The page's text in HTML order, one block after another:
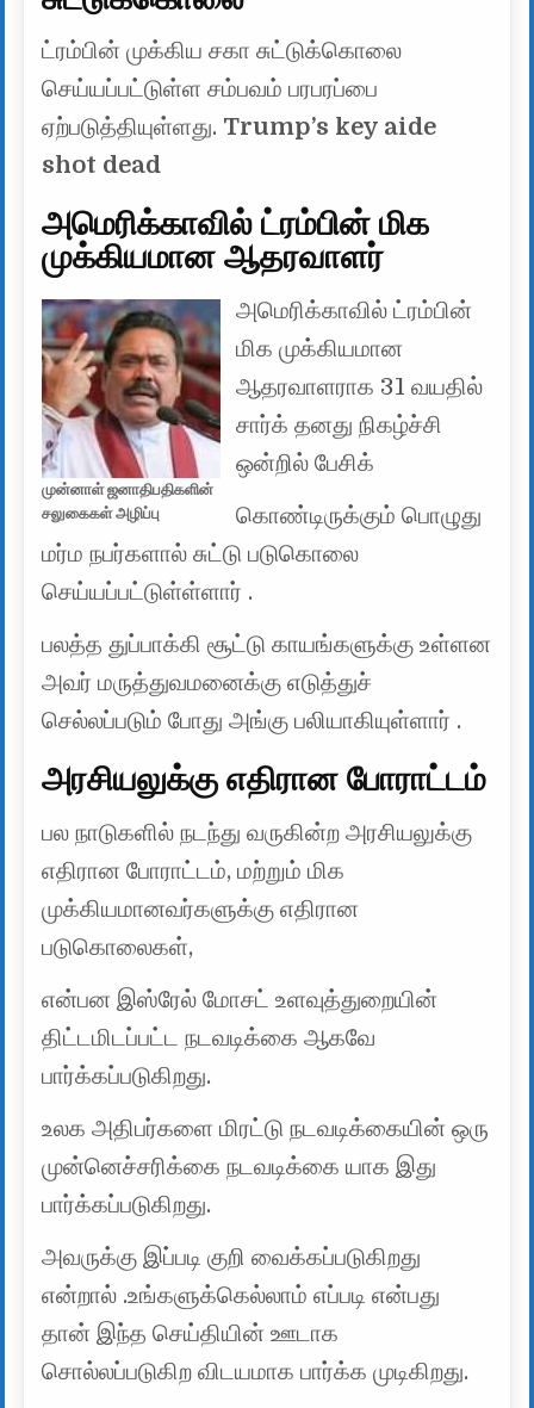
ட்ரம்பின் முக்கிய சகா சுட்டுக்கொலை
செய்யப்பட்டுள்ள சம்பவம் பரபரப்பை
ஏற்படுத்தியுள்ளது. Trump’s key aide
shot dead
அமெரிக்காவில் ட்ரம்பின் மிக
முக்கியமான ஆதரவாளர்
முன்னாள் ஜனாதிபதிகளின்
சலுகைகள் அழிப்பு
அமெரிக்காவில் ட்ரம்பின்
மிக முக்கியமான
ஆதரவாளராக 31 வயதில்
சார்க் தனது நிகழ்ச்சி
ஒன்றில் பேசிக்
கொண்டிருக்கும் பொழுது
மர்ம நபர்களால் சுட்டு படுகொலை
செய்யப்பட்டுள்ள்ளார் .
பலத்த துப்பாக்கி சூட்டு காயங்களுக்கு உள்ளன
அவர் மருத்துவமனைக்கு எடுத்துச்
செல்லப்படும் போது அங்கு பலியாகியுள்ளார் .
அரசியலுக்கு எதிரான போராட்டம்
பல நாடுகளில் நடந்து வருகின்ற அரசியலுக்கு
எதிரான போராட்டம், மற்றும் மிக
முக்கியமானவர்களுக்கு எதிரான
படுகொலைகள்,
என்பன இஸ்ரேல் மோசட் உளவுத்துறையின்
திட்டமிடப்பட்ட நடவடிக்கை ஆகவே
பார்க்கப்படுகிறது.
உலக அதிபர்களை மிரட்டு நடவடிக்கையின் ஒரு
முன்னெச்சரிக்கை நடவடிக்கை யாக இது
பார்க்கப்படுகிறது.
அவருக்கு இப்படி குறி வைக்கப்படுகிறது
என்றால் .உங்களுக்கெல்லாம் எப்படி என்பது
தான் இந்த செய்தியின் ஊடாக
சொல்லப்படுகிற விடயமாக பார்க்க முடிகிறது.